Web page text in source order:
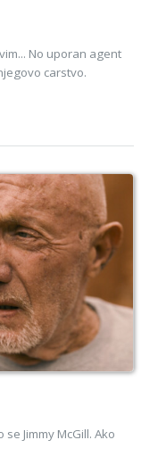
No uporan agent
carstvo.
Jimmy McGill. Ako